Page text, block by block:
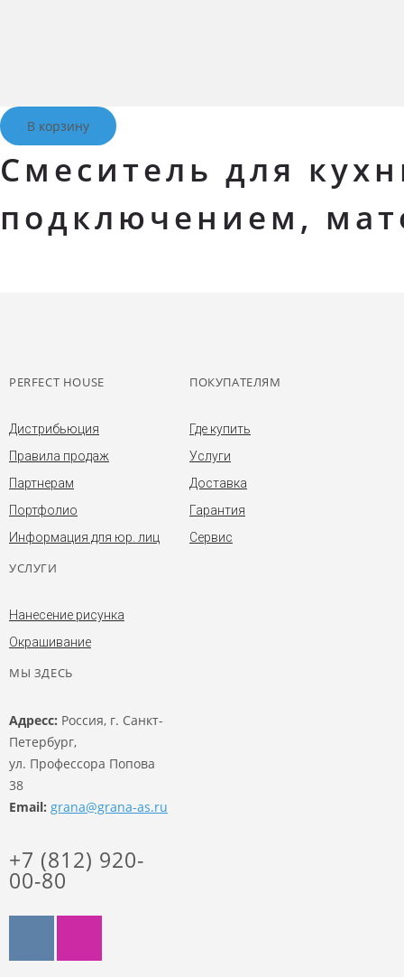
В корзину
Смеситель для
подключением,
PERFECT HOUSE
Дистрибьюция
Правила продаж
Партнерам
Портфолио
Информация для юр. лиц
ПОКУПАТЕЛЯМ
Где купить
Услуги
Доставка
Гарантия
Сервис
УСЛУГИ
Нанесение рисунка
Окрашивание
МЫ ЗДЕСЬ
Адресс: Россия, г. Санкт-
Петербург,
ул. Профессора Попова
38
Email: grana@grana-as.ru
+7 (812) 920-
00-80